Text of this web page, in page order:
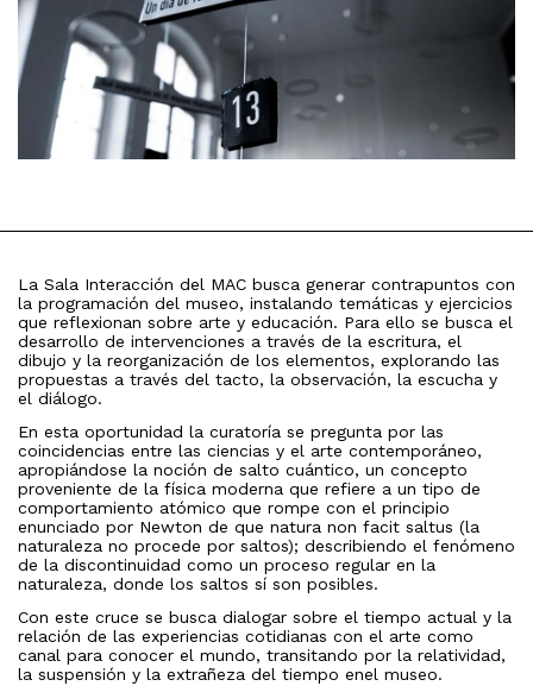
La Sala Interacción del MAC busca generar contrapuntos con
la programación del museo, instalando temáticas y ejercicios
que reflexionan sobre arte y educación. Para ello se busca el
desarrollo de intervenciones a través de la escritura, el
dibujo y la reorganización de los elementos, explorando las
propuestas a través del tacto, la observación, la escucha y
el diálogo.
En esta oportunidad la curatoría se pregunta por las
coincidencias entre las ciencias y el arte contemporáneo,
apropiándose la noción de salto cuántico, un concepto
proveniente de la física moderna que refiere a un tipo de
comportamiento atómico que rompe con el principio
enunciado por Newton de que natura non facit saltus (la
naturaleza no procede por saltos); describiendo el fenómeno
de la discontinuidad como un proceso regular en la
naturaleza, donde los saltos sí son posibles.
Con este cruce se busca dialogar sobre el tiempo actual y la
relación de las experiencias cotidianas con el arte como
canal para conocer el mundo, transitando por la relatividad,
la suspensión y la extrañeza del tiempo enel museo.